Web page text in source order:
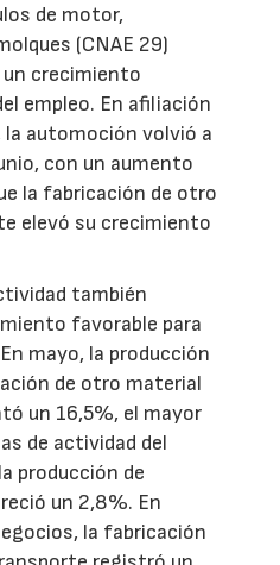
de motor,
(CNAE 29)
crecimiento
empleo. En afiliación
la automoción volvió a
con un aumento
la fabricación de otro
elevó su crecimiento
también
favorable para
mayo, la producción
de otro material
un 16,5%, el mayor
de actividad del
producción de
un 2,8%. En
la fabricación